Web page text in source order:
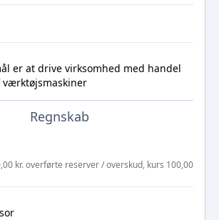
er at drive virksomhed med handel
Regnskab
kr. overførte reserver / overskud, kurs 100,00